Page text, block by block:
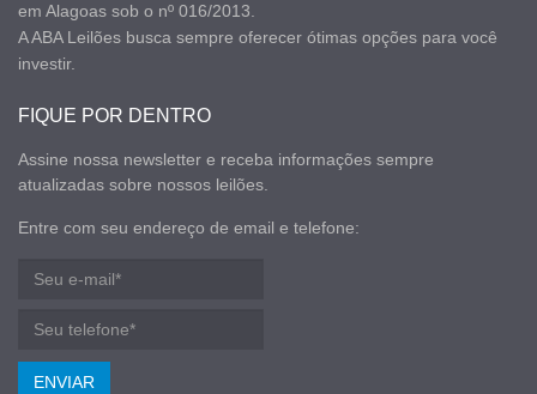
em Alagoas sob o nº 016/2013.
A ABA Leilões busca sempre oferecer ótimas opções para você
investir.
FIQUE POR DENTRO
Assine nossa newsletter e receba informações sempre
atualizadas sobre nossos leilões.
Entre com seu endereço de email e telefone:
ENVIAR